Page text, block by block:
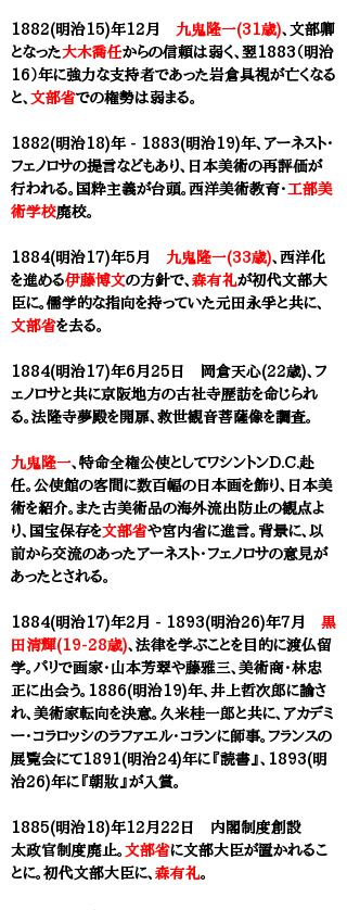
1882(明治15)年12月 九鬼隆一(31歳)、文部卿
となった大木喬任からの信頼は弱く、翌1883（明治
16）年に強力な支持者であった岩倉具視が亡くなる
と、 文部省での権勢は弱まる。
1882(明治18)年 - 1883(明治19)年、アーネスト・
フェノロサの提言などもあり、日本美術の再評価が
行われる。国粋主義が台頭。西洋美術教育・ 工部美
術学校廃校。
1884(明治17)年5月 九鬼隆一(33歳)、西洋化
を進める伊藤博文の方針で、 森有礼が初代文部大
臣に。儒学的な指向を持っていた元田永孚と共に、
文部省を去る。
1884(明治17)年6月25日 岡倉天心(22歳)、フ
ェノロサと共に京阪地方の古社寺歴訪を命じられ
る。法隆寺夢殿を開扉、救世観音菩薩像を調査。
九鬼隆一、特命全権公使としてワシントンD.C.赴
任。公使館の客間に数百幅の日本画を飾り、日本美
術を紹介。また古美術品の海外流出防止の観点よ
り、国宝保存を文部省や宮内省に進言。背景に、以
前から交流のあったアーネスト・フェノロサの意見が
あったとされる。
1884(明治17)年2月 - 1893(明治26)年7月 黒
田清輝(19-28歳)、法律を学ぶことを目的に渡仏留
学。パリで画家・山本芳翠や藤雅三、美術商・林忠
正に出会う。1886(明治19)年、井上哲次郎に諭さ
れ、美術家転向を決意。久米桂一郎と共に、アカデミ
ー・コラロッシのラファエル・コランに師事。フランスの
展覧会にて1891(明治24)年に『読書』、1893(明
治26)年に『朝妝』が入賞。
1885(明治18)年12月22日 内閣制度創設
太政官制度廃止。 文部省に文部大臣が置かれるこ
とに。初代文部大臣に、 森有礼。